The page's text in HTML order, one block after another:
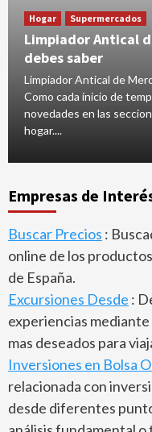
Hogar Supermercados
Limpiador Antical
debes saber
Limpiador Antical de
Como cada inicio de
novedades en las
hogar....
Empresas de
Buscar Precios :
online de los
de España.
Excursiones Desde :
experiencias
mas deseados para
Inversiones en Bolsa
relacionada con
desde diferentes